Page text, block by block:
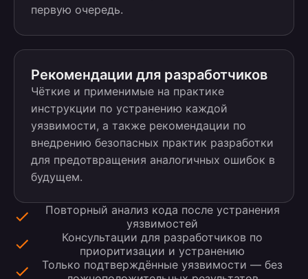
первую очередь.
Рекомендации для разработчиков
Чёткие и применимые на практике
инструкции по устранению каждой
уязвимости, а также рекомендации по
внедрению безопасных практик разработки
для предотвращения аналогичных ошибок в
будущем.
Повторный анализ кода после устранения
уязвимостей
Консультации для разработчиков по
приоритизации и устранению
Только подтверждённые уязвимости — без